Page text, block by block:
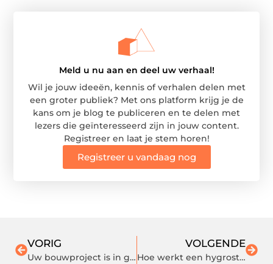
Meld u nu aan en deel uw verhaal!
Wil je jouw ideeën, kennis of verhalen delen met
een groter publiek? Met ons platform krijg je de
kans om je blog te publiceren en te delen met
lezers die geïnteresseerd zijn in jouw content.
Registreer en laat je stem horen!
Registreer u vandaag nog
VORIG
Uw bouwproject is in goede handen bij dit aannemersbedrijf in de buurt van Middelburg
VOLGENDE
Hoe werkt een hygrostraat precies?